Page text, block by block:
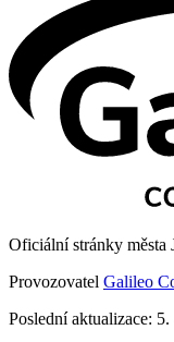
Oficiální stránky
Provozovatel Galileo
Poslední aktualizace: